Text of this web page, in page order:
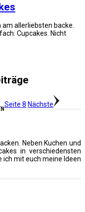
allerliebsten backe.
Cupcakes. Nicht
Seite 8 Nächste
Neben Kuchen und
in verschiedensten
mit euch meine Ideen